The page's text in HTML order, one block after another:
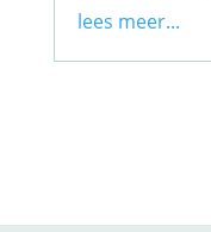
lees meer...